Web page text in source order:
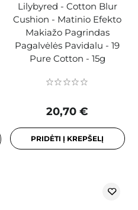
Lilybyred - Cotton Blur
Cushion - Matinio Efekto
Makiažo Pagrindas
Pagalvėlės Pavidalu - 19
Pure Cotton - 15g
20,70 €
PRIDĖTI Į KREPŠELĮ